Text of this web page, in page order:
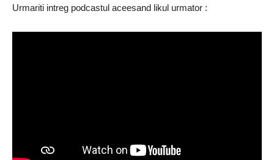
Urmariti intreg podcastul aceesand likul urmator :